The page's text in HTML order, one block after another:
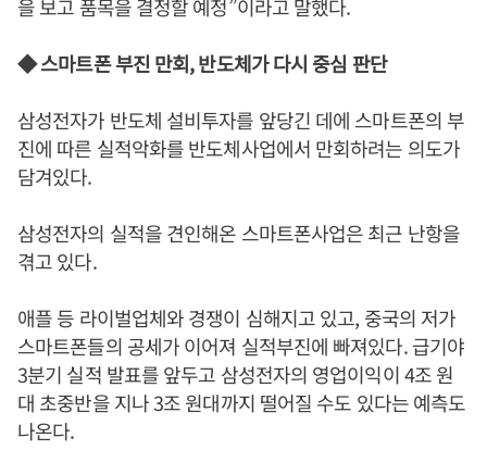
을 보고 품목을 결정할 예정”이라고 말했다.
◆ 스마트폰 부진 만회, 반도체가 다시 중심 판단
삼성전자가 반도체 설비투자를 앞당긴 데에 스마트폰의 부
진에 따른 실적악화를 반도체사업에서 만회하려는 의도가
담겨있다.
삼성전자의 실적을 견인해온 스마트폰사업은 최근 난항을
겪고 있다.
애플 등 라이벌업체와 경쟁이 심해지고 있고, 중국의 저가
스마트폰들의 공세가 이어져 실적부진에 빠져있다. 급기야
3분기 실적 발표를 앞두고 삼성전자의 영업이익이 4조 원
대 초중반을 지나 3조 원대까지 떨어질 수도 있다는 예측도
나온다.